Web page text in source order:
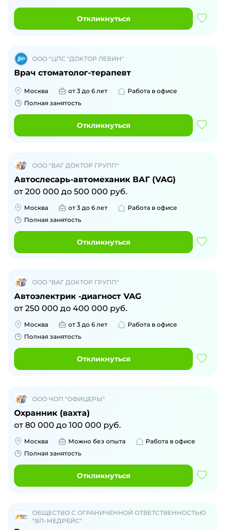
Откликнуться
ООО "ЦПС "ДОКТОР ЛЕВИН"
Врач стоматолог-терапевт
Москва от 3 до 6 лет
Работа в офисе
Полная занятость
Откликнуться
ООО "ВАГ ДОКТОР ГРУПП"
Автослесарь-автомеханик ВАГ (VAG)
от 200 000 до 500 000 руб.
Москва от 3 до 6 лет
Работа в офисе
Полная занятость
Откликнуться
ООО "ВАГ ДОКТОР ГРУПП"
Автоэлектрик -диагност VAG
от 250 000 до 400 000 руб.
Москва от 3 до 6 лет
Работа в офисе
Полная занятость
Откликнуться
ООО ЧОП "ОФИЦЕРЫ"
Охранник (вахта)
от 80 000 до 100 000 руб.
Москва Можно без опыта
Работа в офисе
Полная занятость
Откликнуться
ОБЩЕСТВО С ОГРАНИЧЕННОЙ ОТВЕТСТВЕННОСТЬЮ
"ВП-МЕДРЕЙС"